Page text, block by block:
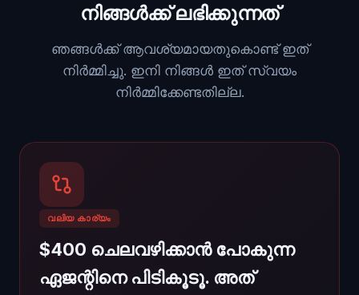
നിങ്ങൾക്ക് ലഭിക്കുന്നത്
ഞങ്ങൾക്ക് ആവശ്യമായതുകൊണ്ട് ഇത്
നിർമ്മിച്ചു. ഇനി നിങ്ങൾ ഇത് സ്വയം
നിർമ്മിക്കേണ്ടതില്ല.
വലിയ കാര്യം
$400 ചെലവഴിക്കാൻ പോകുന്ന
ഏജന്റിനെ പിടികൂടൂ. അത്